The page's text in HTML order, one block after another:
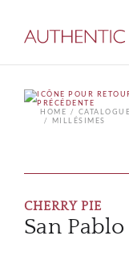
HOME
CATALOGUE
MILLÉSIMES
CHERRY PIE
San